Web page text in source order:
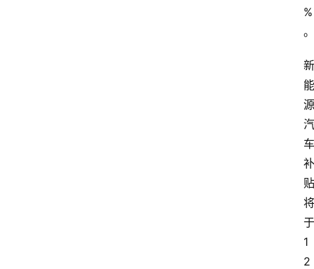
%
。
新
能
源
汽
车
补
贴
将
于
1
2